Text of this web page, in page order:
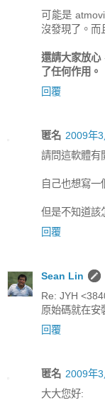
可能是
沒發現了。而
還請大家放心
了任何作用。
回覆
匿名 2009年
請問這軟體有
自己也想寫一
但是不知道該
回覆
Sean Lin
Re: JYH
原始碼就在安
回覆
匿名 2009年
大大您好: